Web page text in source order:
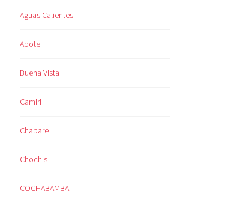
Aguas Calientes
Apote
Buena Vista
Camiri
Chapare
Chochis
COCHABAMBA